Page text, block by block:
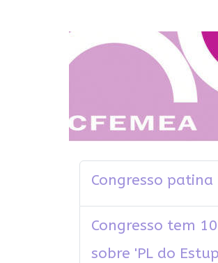
Congresso
Congresso tem
sobre 'PL do